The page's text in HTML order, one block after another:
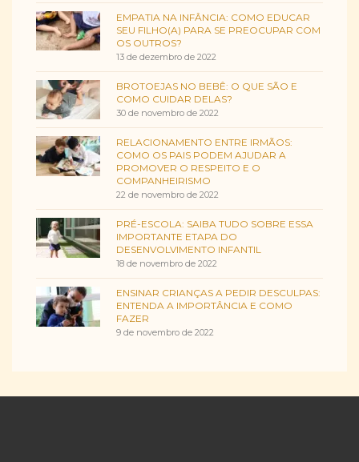
EMPATIA NA INFÂNCIA: COMO EDUCAR
SEU FILHO(A) PARA SE PREOCUPAR COM
OS OUTROS?
13 de dezembro de 2022
BROTOEJAS NO BEBÊ: O QUE SÃO E
COMO CUIDAR DELAS?
30 de novembro de 2022
RELACIONAMENTO ENTRE IRMÃOS:
COMO OS PAIS PODEM AJUDAR A
PROMOVER O RESPEITO E O
COMPANHEIRISMO
22 de novembro de 2022
PRÉ-ESCOLA: SAIBA TUDO SOBRE ESSA
IMPORTANTE ETAPA DO
DESENVOLVIMENTO INFANTIL
18 de novembro de 2022
ENSINAR CRIANÇAS A PEDIR DESCULPAS:
ENTENDA A IMPORTÂNCIA E COMO
FAZER
9 de novembro de 2022